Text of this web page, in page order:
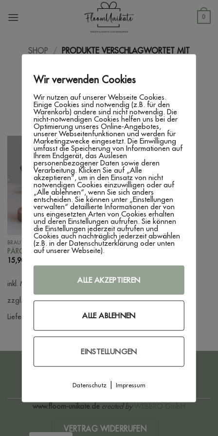
Inhalt
0
SHOP /
PRODUKTE VERSCHLAGWORTET MIT
FILTER
BRAUT UND BRÄUTIGAM
PÄRCHEN IN RIFFELOPTIK
15,90
inkl. MwSt.
zzgl. Versandkosten
Lieferzeit:
3 - 7 Werktage
PayPal
Bank
DATENSCHUTZERKLÄRUNG
www.floom-unikate.de created by
VERTRAG WIDERRUFEN
Wir verwenden Cookies
Wir nutzen auf unserer Webseite Cookies.
Einige Cookies sind notwendig (z.B. für den
Warenkorb) andere sind nicht notwendig. Die
nicht-notwendigen Cookies helfen uns bei der
Optimierung unseres Online-Angebotes,
unserer Webseitenfunktionen und werden für
Marketingzwecke eingesetzt. Die Einwilligung
umfasst die Speicherung von Informationen auf
Ihrem Endgerät, das Auslesen
personenbezogener Daten sowie deren
Verarbeitung. Klicken Sie auf „Alle
akzeptieren“, um in den Einsatz von nicht
notwendigen Cookies einzuwilligen oder auf
„Alle ablehnen“, wenn Sie sich anders
entscheiden. Sie können unter „Einstellungen
verwalten“ detaillierte Informationen der von
uns eingesetzten Arten von Cookies erhalten
und deren Einstellungen aufrufen. Sie können
die Einstellungen jederzeit aufrufen und
Cookies auch nachträglich jederzeit abwählen
(z.B. in der Datenschutzerklärung oder unten
auf unserer Webseite).
ALLE AKZEPTIEREN
ALLE ABLEHNEN
EINSTELLUNGEN
Datenschutz| Impressum